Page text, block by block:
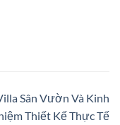
Sân Vườn Và Kinh
Thiết Kế Thực Tế